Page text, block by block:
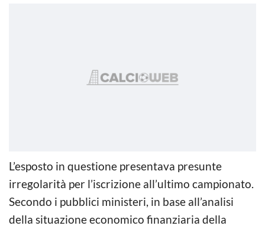
L’esposto in questione presentava presunte
irregolarità per l’iscrizione all’ultimo campionato.
Secondo i pubblici ministeri, in base all’analisi
della situazione economico finanziaria della